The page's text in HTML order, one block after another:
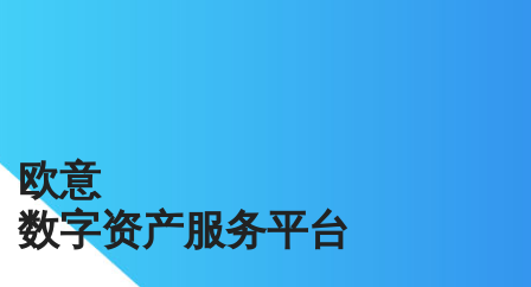
欧意
数字资产服务平台